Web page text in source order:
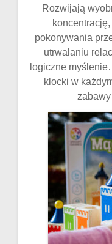
Rozwijają
pokonywania
utrwalaniu
logiczne
klocki w